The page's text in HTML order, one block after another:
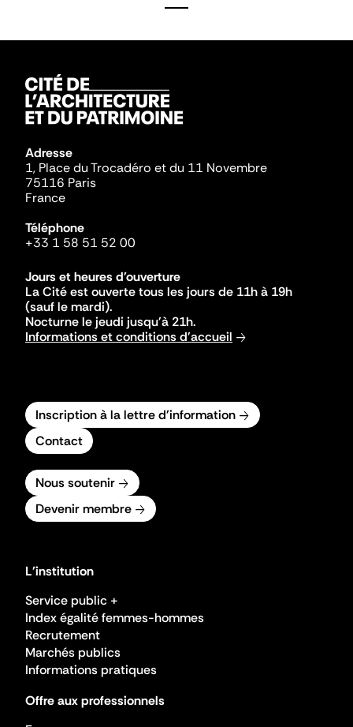
Adresse
1, Place du Trocadéro et du 11 Novembre
75116 Paris
France
Téléphone
+33 1 58 51 52 00
Jours et heures d'ouverture
La Cité est ouverte tous les jours de 11h à 19h
(sauf le mardi).
Nocturne le jeudi jusqu'à 21h.
Informations et conditions d'accueil
Inscription à la lettre d'information
Contact
Nous soutenir
Devenir membre
L'institution
Service public +
Index égalité femmes-hommes
Recrutement
Marchés publics
Informations pratiques
Offre aux professionnels